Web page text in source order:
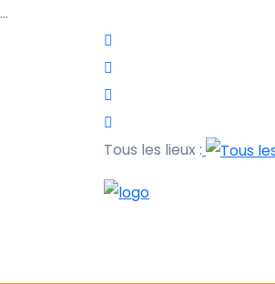
…
Tous les lieux :